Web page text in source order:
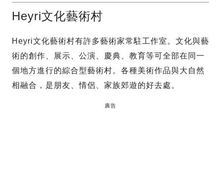
Heyri文化藝術村
Heyri文化藝術村有許多藝術家常駐工作室。文化與藝
術的創作、展示、公演、慶典、教育等可全部在同一
個地方進行的綜合型藝術村。各種美術作品與大自然
相融合，是朋友、情侶、家族郊遊的好去處。
廣告